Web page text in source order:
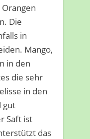
Die
in
Mango,
in den
die sehr
in den
gut
Saft ist
das